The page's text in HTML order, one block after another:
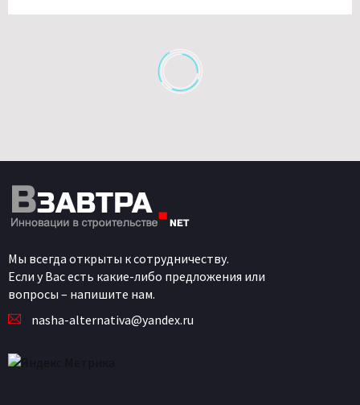
Мы всегда открыты к сотрудничеству.
Если у Вас есть какие-либо предложения или
вопросы – напишите нам.
nasha-alternativa@yandex.ru